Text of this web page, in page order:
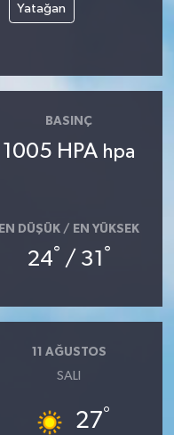
Yatağan
BASINÇ
1005 HPA hpa
EN DÜŞÜK / EN YÜKSEK
24° / 31 °
11 AĞUSTOS
SALI
27°